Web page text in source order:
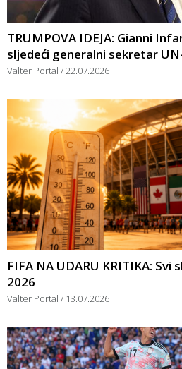
TRUMPOVA IDEJA: Gianni
sljedeći generalni sekretar
Valter Portal 22.07.2026
FIFA NA UDARU KRITIKA: Svi
2026
Valter Portal 13.07.2026